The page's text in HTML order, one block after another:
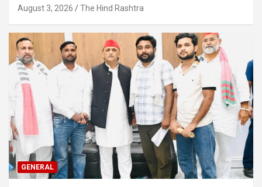
August 3, 2026 The Hind Rashtra
GENERAL